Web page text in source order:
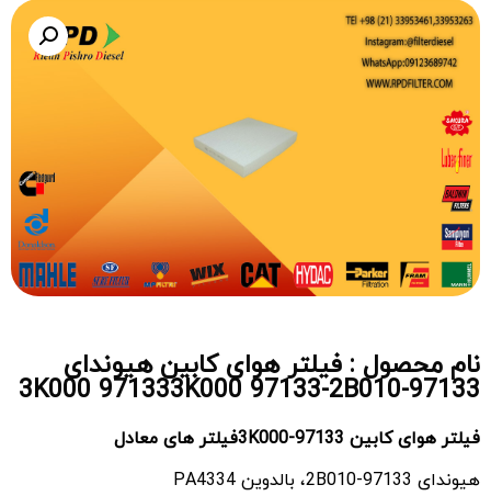
نام محصول : فیلتر هوای کابین هیوندای
97133-3K000 971333K000 97133-2B010
فیلتر هوای کابین 97133-3K000فیلتر های معادل
هیوندای 97133-2B010، بالدوین PA4334